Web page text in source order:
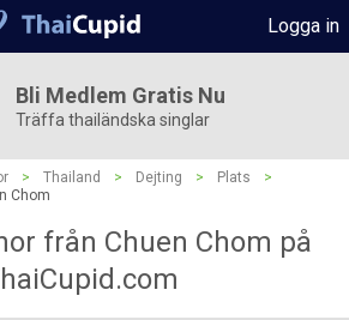
Logga in
Bli Medlem Gratis Nu
Träffa thailändska singlar
> Thailand > Dejting > Plats
>
Chom
från Chuen Chom på